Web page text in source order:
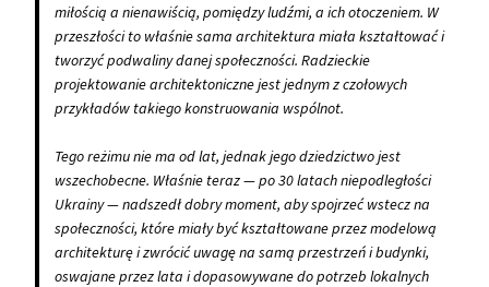
miłością a nienawiścią, pomiędzy ludźmi, a ich otoczeniem. W
przeszłości to właśnie sama architektura miała kształtować i
tworzyć podwaliny danej społeczności. Radzieckie
projektowanie architektoniczne jest jednym z czołowych
przykładów takiego konstruowania wspólnot.
Tego reżimu nie ma od lat, jednak jego dziedzictwo jest
wszechobecne. Właśnie teraz — po 30 latach niepodległości
Ukrainy — nadszedł dobry moment, aby spojrzeć wstecz na
społeczności, które miały być kształtowane przez modelową
architekturę i zwrócić uwagę na samą przestrzeń i budynki,
oswajane przez lata i dopasowywane do potrzeb lokalnych